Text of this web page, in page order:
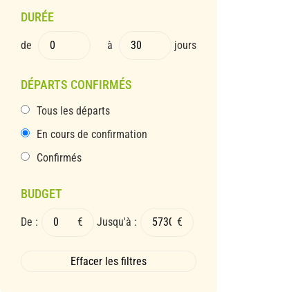
DURÉE
de à jours
DÉPARTS CONFIRMÉS
Tous les départs
En cours de confirmation
Confirmés
BUDGET
De : € Jusqu'à : €